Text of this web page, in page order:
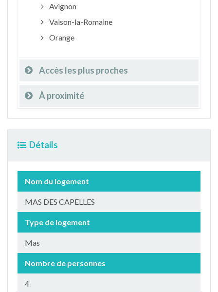
Avignon
Vaison-la-Romaine
Orange
Accès les plus proches
À proximité
Détails
Nom du logement
MAS DES CAPELLES
Type de logement
Mas
Nombre de personnes
4